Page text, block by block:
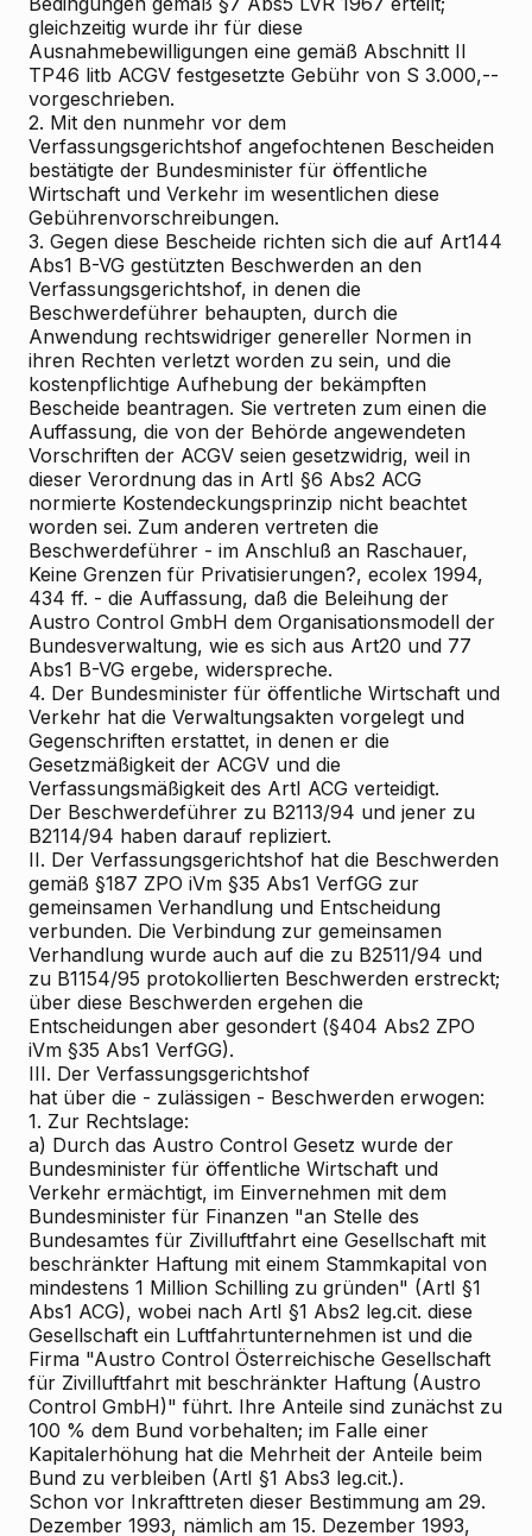
gleichzeitig wurde ihr für diese
Ausnahmebewilligungen eine gemäß Abschnitt II
TP46 litb ACGV festgesetzte Gebühr von S 3.000,--
vorgeschrieben.
2. Mit den nunmehr vor dem
Verfassungsgerichtshof angefochtenen Bescheiden
bestätigte der Bundesminister für öffentliche
Wirtschaft und Verkehr im wesentlichen diese
Gebührenvorschreibungen.
3. Gegen diese Bescheide richten sich die auf Art144
Abs1 B-VG gestützten Beschwerden an den
Verfassungsgerichtshof, in denen die
Beschwerdeführer behaupten, durch die
Anwendung rechtswidriger genereller Normen in
ihren Rechten verletzt worden zu sein, und die
kostenpflichtige Aufhebung der bekämpften
Bescheide beantragen. Sie vertreten zum einen die
Auffassung, die von der Behörde angewendeten
Vorschriften der ACGV seien gesetzwidrig, weil in
dieser Verordnung das in ArtI §6 Abs2 ACG
normierte Kostendeckungsprinzip nicht beachtet
worden sei. Zum anderen vertreten die
Beschwerdeführer - im Anschluß an Raschauer,
Keine Grenzen für Privatisierungen?, ecolex 1994,
434 ff. - die Auffassung, daß die Beleihung der
Austro Control GmbH dem Organisationsmodell der
Bundesverwaltung, wie es sich aus Art20 und 77
Abs1 B-VG ergebe, widerspreche.
4. Der Bundesminister für öffentliche Wirtschaft und
Verkehr hat die Verwaltungsakten vorgelegt und
Gegenschriften erstattet, in denen er die
Gesetzmäßigkeit der ACGV und die
Verfassungsmäßigkeit des ArtI ACG verteidigt.
Der Beschwerdeführer zu B2113/94 und jener zu
B2114/94 haben darauf repliziert.
II. Der Verfassungsgerichtshof hat die Beschwerden
gemäß §187 ZPO iVm §35 Abs1 VerfGG zur
gemeinsamen Verhandlung und Entscheidung
verbunden. Die Verbindung zur gemeinsamen
Verhandlung wurde auch auf die zu B2511/94 und
zu B1154/95 protokollierten Beschwerden erstreckt;
über diese Beschwerden ergehen die
Entscheidungen aber gesondert (§404 Abs2 ZPO
iVm §35 Abs1 VerfGG).
III. Der Verfassungsgerichtshof
hat über die - zulässigen - Beschwerden erwogen:
1. Zur Rechtslage:
a) Durch das Austro Control Gesetz wurde der
Bundesminister für öffentliche Wirtschaft und
Verkehr ermächtigt, im Einvernehmen mit dem
Bundesminister für Finanzen "an Stelle des
Bundesamtes für Zivilluftfahrt eine Gesellschaft mit
beschränkter Haftung mit einem Stammkapital von
mindestens 1 Million Schilling zu gründen" (ArtI §1
Abs1 ACG), wobei nach ArtI §1 Abs2 leg.cit. diese
Gesellschaft ein Luftfahrtunternehmen ist und die
Firma "Austro Control Österreichische Gesellschaft
für Zivilluftfahrt mit beschränkter Haftung (Austro
Control GmbH)" führt. Ihre Anteile sind zunächst zu
100 % dem Bund vorbehalten; im Falle einer
Kapitalerhöhung hat die Mehrheit der Anteile beim
Bund zu verbleiben (ArtI §1 Abs3 leg.cit.).
Schon vor Inkrafttreten dieser Bestimmung am 29.
Dezember 1993, nämlich am 15. Dezember 1993,